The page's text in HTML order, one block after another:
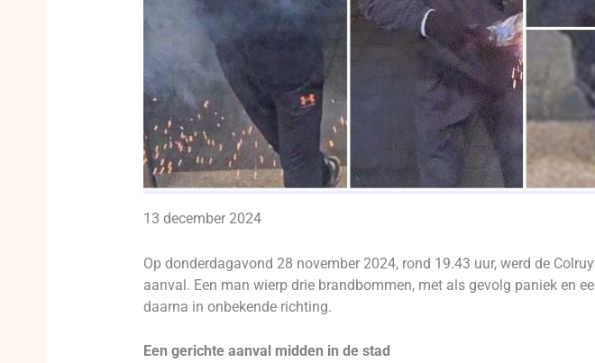
13 december 2024
Op donderdagavond 28 november 2024, rond 19.43 uur, werd de
aanval. Een man wierp drie brandbommen, met als gevolg paniek en
daarna in onbekende richting.
Een gerichte aanval midden in de stad